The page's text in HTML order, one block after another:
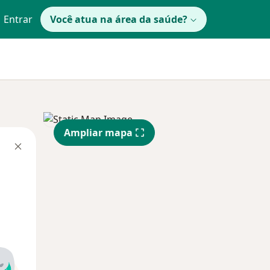
Entrar Você atua na área da saúde?
Ampliar mapa